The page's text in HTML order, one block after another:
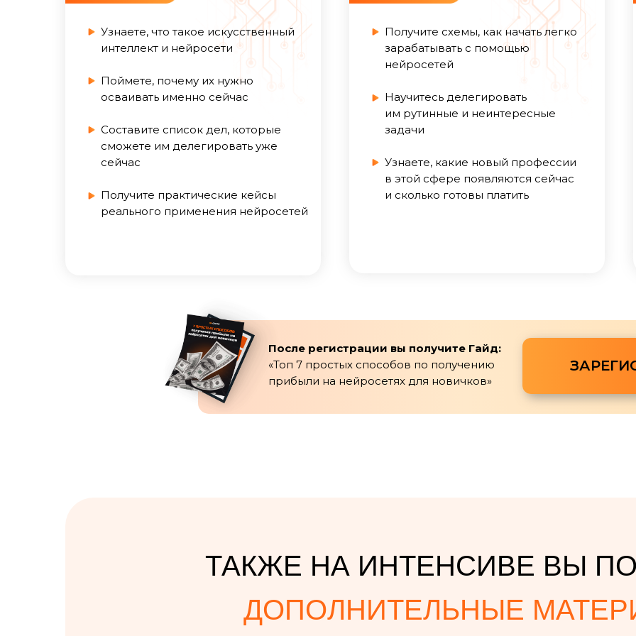
После регистрации вы получите Гайд:
«Топ 7 простых способов по получению
прибыли на нейросетях для новичков»
Узнаете, что такое искусственный
интеллект и нейросети
Поймете, почему их нужно
осваивать именно сейчас
Составите список дел, которые
сможете им делегировать уже
сейчас
Получите практические кейсы
реального применения нейросетей
Получите схемы, как начать легко
зарабатывать с помощью
нейросетей
Научитесь делегировать
им рутинные и неинтересные
задачи
Узнаете, какие новый профессии
в этой сфере появляются сейчас
и сколько готовы платить
ТАКЖЕ НА ИНТЕНСИВЕ ВЫ
ДОПОЛНИТЕЛЬНЫЕ
ДОПОЛНИТЕЛЬНЫЕ
Также на интенсиве вы